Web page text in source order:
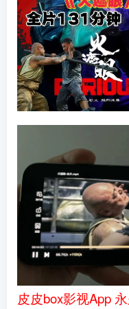
皮皮box影视App